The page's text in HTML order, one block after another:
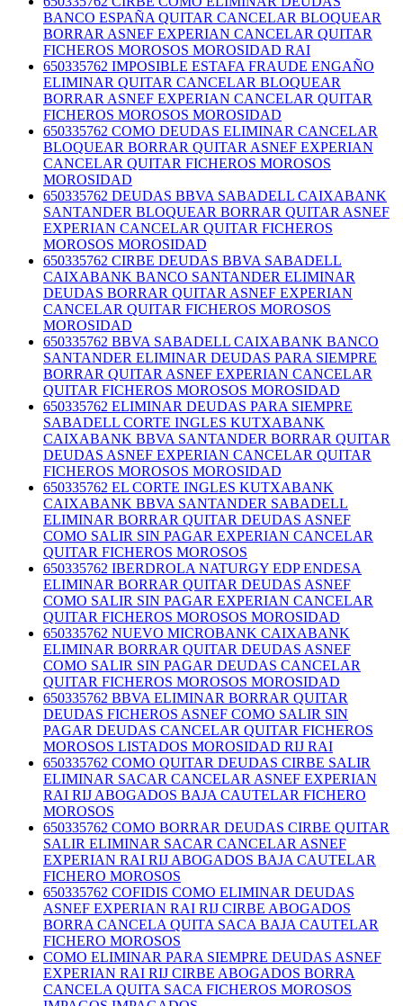
BANCO ESPAÑA QUITAR CANCELAR BLOQUEAR
BORRAR ASNEF EXPERIAN CANCELAR QUITAR
FICHEROS MOROSOS MOROSIDAD RAI
650335762 IMPOSIBLE ESTAFA FRAUDE ENGAÑO
ELIMINAR QUITAR CANCELAR BLOQUEAR
BORRAR ASNEF EXPERIAN CANCELAR QUITAR
FICHEROS MOROSOS MOROSIDAD
650335762 COMO DEUDAS ELIMINAR CANCELAR
BLOQUEAR BORRAR QUITAR ASNEF EXPERIAN
CANCELAR QUITAR FICHEROS MOROSOS
MOROSIDAD
650335762 DEUDAS BBVA SABADELL CAIXABANK
SANTANDER BLOQUEAR BORRAR QUITAR ASNEF
EXPERIAN CANCELAR QUITAR FICHEROS
MOROSOS MOROSIDAD
650335762 CIRBE DEUDAS BBVA SABADELL
CAIXABANK BANCO SANTANDER ELIMINAR
DEUDAS BORRAR QUITAR ASNEF EXPERIAN
CANCELAR QUITAR FICHEROS MOROSOS
MOROSIDAD
650335762 BBVA SABADELL CAIXABANK BANCO
SANTANDER ELIMINAR DEUDAS PARA SIEMPRE
BORRAR QUITAR ASNEF EXPERIAN CANCELAR
QUITAR FICHEROS MOROSOS MOROSIDAD
650335762 ELIMINAR DEUDAS PARA SIEMPRE
SABADELL CORTE INGLES KUTXABANK
CAIXABANK BBVA SANTANDER BORRAR QUITAR
DEUDAS ASNEF EXPERIAN CANCELAR QUITAR
FICHEROS MOROSOS MOROSIDAD
650335762 EL CORTE INGLES KUTXABANK
CAIXABANK BBVA SANTANDER SABADELL
ELIMINAR BORRAR QUITAR DEUDAS ASNEF
COMO SALIR SIN PAGAR EXPERIAN CANCELAR
QUITAR FICHEROS MOROSOS
650335762 IBERDROLA NATURGY EDP ENDESA
ELIMINAR BORRAR QUITAR DEUDAS ASNEF
COMO SALIR SIN PAGAR EXPERIAN CANCELAR
QUITAR FICHEROS MOROSOS MOROSIDAD
650335762 NUEVO MICROBANK CAIXABANK
ELIMINAR BORRAR QUITAR DEUDAS ASNEF
COMO SALIR SIN PAGAR DEUDAS CANCELAR
QUITAR FICHEROS MOROSOS MOROSIDAD
650335762 BBVA ELIMINAR BORRAR QUITAR
DEUDAS FICHEROS ASNEF COMO SALIR SIN
PAGAR DEUDAS CANCELAR QUITAR FICHEROS
MOROSOS LISTADOS MOROSIDAD RIJ RAI
650335762 COMO QUITAR DEUDAS CIRBE SALIR
ELIMINAR SACAR CANCELAR ASNEF EXPERIAN
RAI RIJ ABOGADOS BAJA CAUTELAR FICHERO
MOROSOS
650335762 COMO BORRAR DEUDAS CIRBE QUITAR
SALIR ELIMINAR SACAR CANCELAR ASNEF
EXPERIAN RAI RIJ ABOGADOS BAJA CAUTELAR
FICHERO MOROSOS
650335762 COFIDIS COMO ELIMINAR DEUDAS
ASNEF EXPERIAN RAI RIJ CIRBE ABOGADOS
BORRA CANCELA QUITA SACA BAJA CAUTELAR
FICHERO MOROSOS
COMO ELIMINAR PARA SIEMPRE DEUDAS ASNEF
EXPERIAN RAI RIJ CIRBE ABOGADOS BORRA
CANCELA QUITA SACA FICHEROS MOROSOS